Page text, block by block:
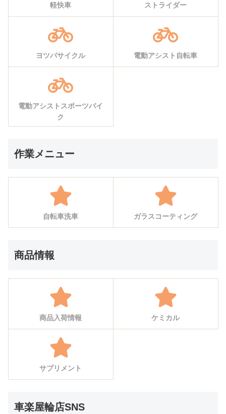
軽快車 ストライダー
ヨツバサイクル 電動アシスト自転車
電動アシストスポーツバイ
ク
作業メニュー
自転車洗車 ガラスコーティング
商品情報
商品入荷情報 ケミカル
サプリメント
車楽屋輪店SNS